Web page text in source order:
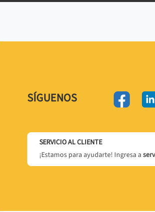
SÍGUENOS
SERVICIO AL CLIENTE
¡Estamos para ayudarte! Ingresa a